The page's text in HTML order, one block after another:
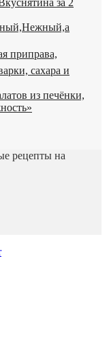
рецепты на